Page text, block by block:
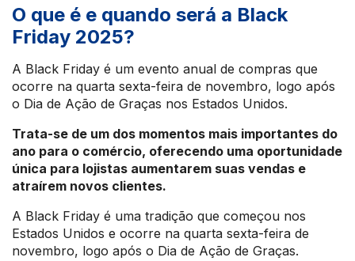
O que é e quando será a Black
Friday 2025?
A Black Friday é um evento anual de compras que
ocorre na quarta sexta-feira de novembro, logo após
o Dia de Ação de Graças nos Estados Unidos.
Trata-se de um dos momentos mais importantes do
ano para o comércio, oferecendo uma oportunidade
única para lojistas aumentarem suas vendas e
atraírem novos clientes.
A Black Friday é uma tradição que começou nos
Estados Unidos e ocorre na quarta sexta-feira de
novembro, logo após o Dia de Ação de Graças.